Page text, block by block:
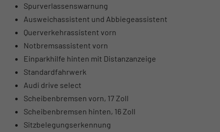
Spurverlassenswarnung
Ausweichassistent und Abbiegeassistent
Querverkehrassistent vorn
Notbremsassistent vorn
Einparkhilfe hinten mit Distanzanzeige
Standardfahrwerk
Audi drive select
Scheibenbremsen vorn, 17 Zoll
Scheibenbremsen hinten, 16 Zoll
Sitzbelegungserkennung